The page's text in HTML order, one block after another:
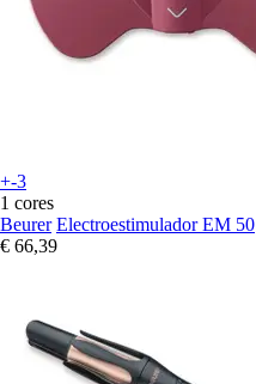
+-3
1 cores
Beurer Electroestimulador EM 50
€ 66,39